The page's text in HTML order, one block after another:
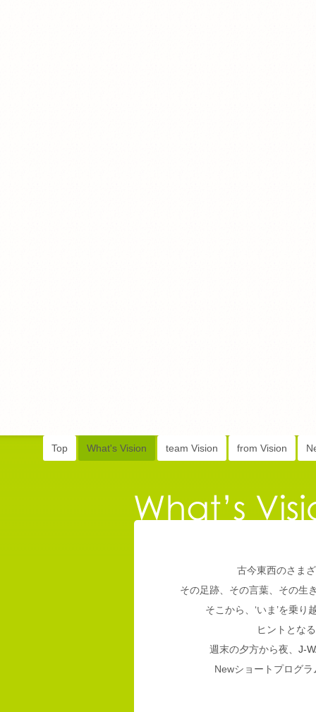
Top What's Vision team Vision from Vision
古今東西のさま
その足跡、その言葉、その生
そこから、‘いま’を乗
ヒントとな
週末の夕方から夜、 J-
Newショートプログ